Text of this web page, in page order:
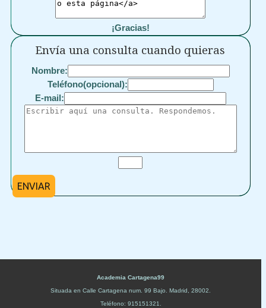
¡Gracias!
Envía una consulta cuando quieras
Nombre:
Teléfono(opcional):
E-mail:
ENVIAR
Academia Cartagena99
Situada en Calle Cartagena num. 99 Bajo Madrid 28002
Teléfono: 915151321